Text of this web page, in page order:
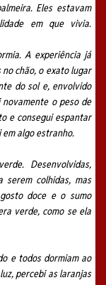
Eles estavam
em que vivia.
A experiência já
chão, o exato lugar
do sol e, envolvido
o peso de
e consegui espantar
em algo estranho.
Desenvolvidas,
serem colhidas, mas
doce e o sumo
verde, como se ela
e todos dormiam ao
percebi as laranjas